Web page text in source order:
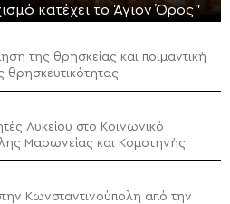
κατέχει το Άγιον Όρος”
της θρησκείας και ποιμαντική
Λυκείου στο Κοινωνικό
Μαρωνείας και Κομοτηνής
Κωνσταντινούπολη από την